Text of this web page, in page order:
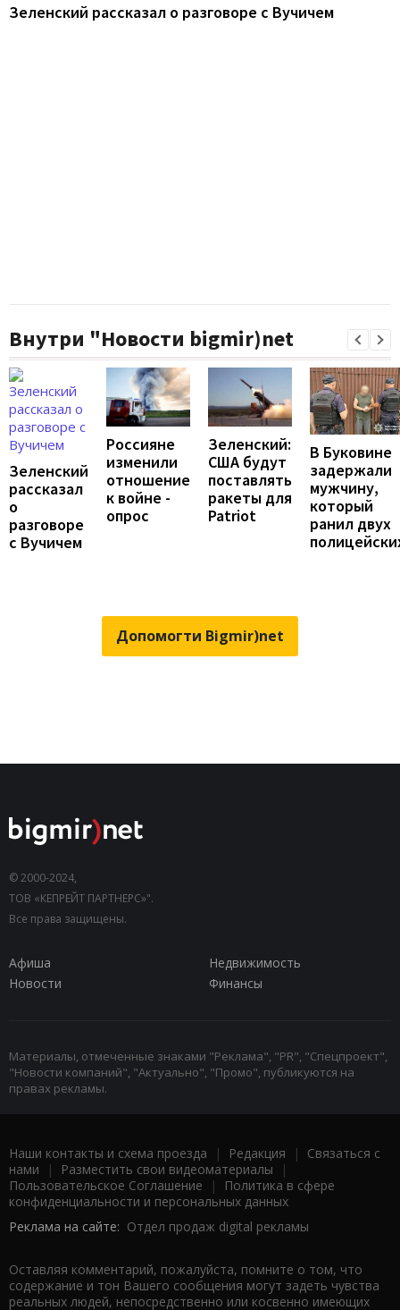
Зеленский рассказал о разговоре с Вучичем
Внутри "Новости bigmir)net
Зеленский
рассказал
о
разговоре
с Вучичем
Россияне
изменили
отношение
к войне -
опрос
Зеленский:
США будут
поставлять
ракеты для
Patriot
В Буковине
задержали
мужчину,
который
ранил двух
Допомогти Bigmir)net
© 2000-2024,
ТОВ «КЕПРЕЙТ ПАРТНЕРС»".
Все права защищены.
Афиша
Недвижимость
Новости
Финансы
Материалы, отмеченные знаками "Реклама", "PR", "Спецпроект",
"Новости компаний", "Актуально", "Промо", публикуются на
правах рекламы.
Наши контакты и схема проезда | Редакция | Связаться с
нами | Разместить свои видеоматериалы |
Пользовательское Соглашение |
Политика в сфере
конфиденциальности и персональных данных
Реклама на сайте: Отдел продаж digital рекламы
Оставляя комментарий, пожалуйста, помните о том, что
содержание и тон Вашего сообщения могут задеть чувства
реальных людей, непосредственно или косвенно имеющих